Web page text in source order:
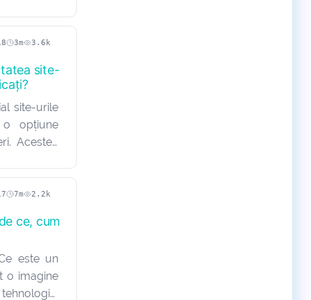
Google a
limită
3m
3.6k
site-
site-urile
opțiune
Acestea
atunci
este…
7m
2.2k
ce, cum
este un
o imagine